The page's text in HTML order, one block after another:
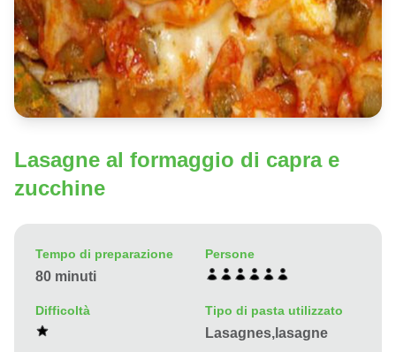
Lasagne al formaggio di capra e
zucchine
Tempo di preparazione
80 minuti
Persone
Difficoltà Tipo di pasta utilizzato
Lasagnes,lasagne